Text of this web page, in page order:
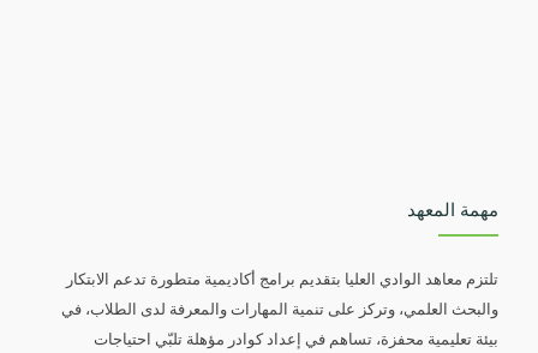
مهمة المعهد
تلتزم معاهد الوادي العليا بتقديم برامج أكاديمية متطورة تدعم الابتكار
والبحث العلمي، وتركز على تنمية المهارات والمعرفة لدى الطلاب، في
بيئة تعليمية محفزة، تساهم في إعداد كوادر مؤهلة تلبّي احتياجات